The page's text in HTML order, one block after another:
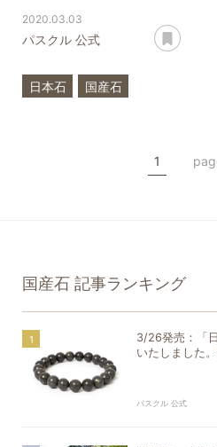
2020.03.03
パスクル 公式
日本石
国産石
1
国産石 記事ランキング
3/26発売：「
いたしました
パスクル 公式